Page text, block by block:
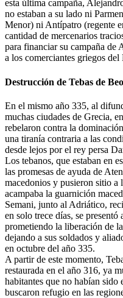
esta última campaña,
no estaban a su lado ni
Menor) ni Antípatro (regente
cantidad de mercenarios
para financiar su campaña de
a los comerciantes griegos
Destrucción de Tebas de
En el mismo año 335, al
muchas ciudades de Grecia,
rebelaron contra la
una tiranía contraria a las
desde lejos por el rey persa
Los tebanos, que estaban en
las promesas de ayuda de
macedonios y pusieron sitio a
acampaba la guarnición
Semani, junto al Adriático,
en solo trece días, se
prometiendo la liberación de
dejando a sus soldados y
en octubre del año 335.
A partir de este momento,
restaurada en el año 316, ya
habitantes que no habían sido
buscaron refugio en las